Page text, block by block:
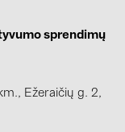
sprendimų
Ežeraičių g. 2,